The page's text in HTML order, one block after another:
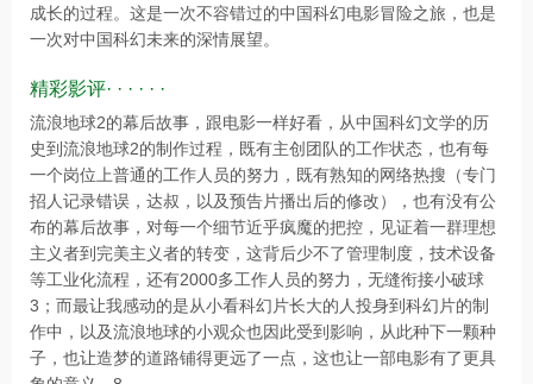
成长的过程。这是一次不容错过的中国科幻电影冒险之旅，也是
一次对中国科幻未来的深情展望。
精彩影评· · · · · ·
流浪地球2的幕后故事，跟电影一样好看，从中国科幻文学的历
史到流浪地球2的制作过程，既有主创团队的工作状态，也有每
一个岗位上普通的工作人员的努力，既有熟知的网络热搜（专门
招人记录错误，达叔，以及预告片播出后的修改），也有没有公
布的幕后故事，对每一个细节近乎疯魔的把控，见证着一群理想
主义者到完美主义者的转变，这背后少不了管理制度，技术设备
等工业化流程，还有2000多工作人员的努力，无缝衔接小破球
3；而最让我感动的是从小看科幻片长大的人投身到科幻片的制
作中，以及流浪地球的小观众也因此受到影响，从此种下一颗种
子，也让造梦的道路铺得更远了一点，这也让一部电影有了更具